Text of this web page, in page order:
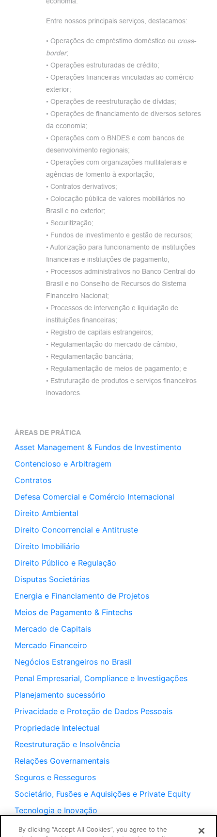
Entre nossos principais serviços, destacamos:
• Operações de empréstimo doméstico ou cross-
border;
• Operações estruturadas de crédito;
• Operações financeiras vinculadas ao comércio
exterior;
• Operações de reestruturação de dívidas;
• Operações de financiamento de diversos setores
da economia;
• Operações com o BNDES e com bancos de
desenvolvimento regionais;
• Operações com organizações multilaterais e
agências de fomento à exportação;
• Contratos derivativos;
• Colocação pública de valores mobiliários no
Brasil e no exterior;
• Securitização;
• Fundos de investimento e gestão de recursos;
• Autorização para funcionamento de instituições
financeiras e instituições de pagamento;
• Processos administrativos no Banco Central do
Brasil e no Conselho de Recursos do Sistema
Financeiro Nacional;
• Processos de intervenção e liquidação de
instituições financeiras;
• Registro de capitais estrangeiros;
• Regulamentação do mercado de câmbio;
• Regulamentação bancária;
• Regulamentação de meios de pagamento; e
• Estruturação de produtos e serviços financeiros
inovadores.
ÁREAS DE PRÁTICA
Asset Management & Fundos de Investimento
Contencioso e Arbitragem
Contratos
Defesa Comercial e Comércio Internacional
Direito Ambiental
Direito Concorrencial e Antitruste
Direito Imobiliário
Direito Público e Regulação
Disputas Societárias
Energia e Financiamento de Projetos
Meios de Pagamento & Fintechs
Mercado de Capitais
Mercado Financeiro
Negócios Estrangeiros no Brasil
Penal Empresarial, Compliance e Investigações
Planejamento sucessório
Privacidade e Proteção de Dados Pessoais
Propriedade Intelectual
Reestruturação e Insolvência
Relações Governamentais
Seguros e Resseguros
Societário, Fusões e Aquisições e Private Equity
Tecnologia e Inovação
Trabalhista
By clicking “Accept All Cookies”, you agree to the